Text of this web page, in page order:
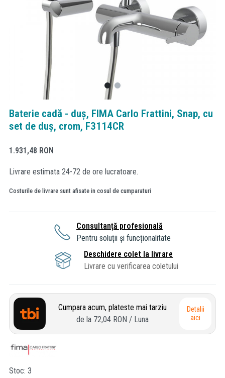
Baterie cadă - duș, FIMA Carlo Frattini, Snap, cu
set de duș, crom, F3114CR
1.931,48 RON
Livrare estimata 24-72 de ore lucratoare.
Costurile de livrare sunt afisate in cosul de cumparaturi
Consultanță profesională
Pentru soluții și funcționalitate
Deschidere colet la livrare
Livrare cu verificarea coletului
Cumpara acum, plateste mai tarziu
de la 72,04 RON / Luna
Detalii
aici
Stoc 3